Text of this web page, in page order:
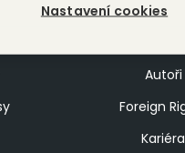
Nastavení cookies
Mapa stránek
Autoři
Foreign
Kariéra